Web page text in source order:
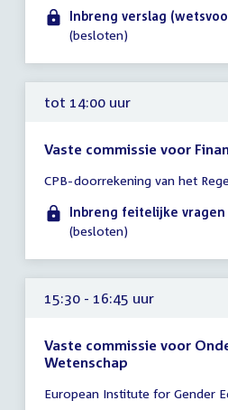
Inbreng verslag
(besloten)
tot 14:00 uur
Vaste commissie voor
vergadering
tot
14:00
CPB-doorrekening van het
Inbreng feitelijke vragen
(besloten)
15:30 - 16:45 uur
Vaste commissie voor
Wetenschap
vergadering
European Institute for Gender